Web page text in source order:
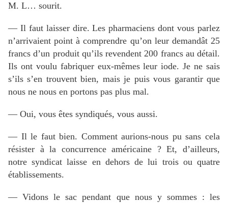
M. L… sourit.
— Il faut laisser dire. Les pharmaciens dont vous parlez
n’arrivaient point à comprendre qu’on leur demandât 25
francs d’un produit qu’ils revendent 200 francs au détail.
Ils ont voulu fabriquer eux-mêmes leur iode. Je ne sais
s’ils s’en trouvent bien, mais je puis vous garantir que
nous ne nous en portons pas plus mal.
— Oui, vous êtes syndiqués, vous aussi.
— Il le faut bien. Comment aurions-nous pu sans cela
résister à la concurrence américaine ? Et, d’ailleurs,
notre syndicat laisse en dehors de lui trois ou quatre
établissements.
— Vidons le sac pendant que nous y sommes : les